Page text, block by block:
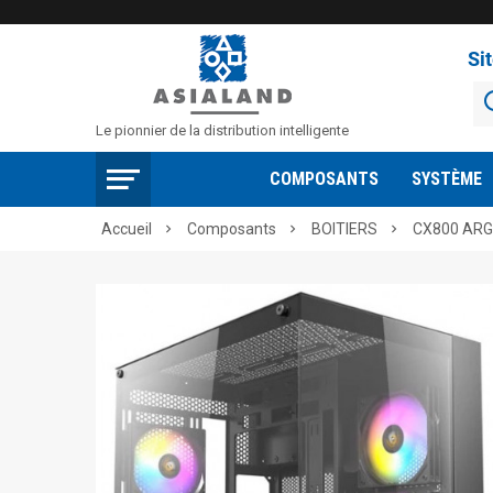
Le pionnier de la distribution intelligente
COMPOSANTS SYSTÈME
Accueil  Composants  BOITIERS  CX800